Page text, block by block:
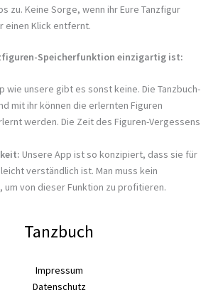
zu. Keine Sorge, wenn ihr Eure Tanzfigur
einen Klick entfernt.
Speicherfunktion einzigartig ist:
wie unsere gibt es sonst keine. Die Tanzbuch-
mit ihr können die erlernten Figuren
werden. Die Zeit des Figuren-Vergessens
Unsere App ist so konzipiert, dass sie für
verständlich ist. Man muss kein
um von dieser Funktion zu profitieren.
Tanzbuch
Impressum
Datenschutz